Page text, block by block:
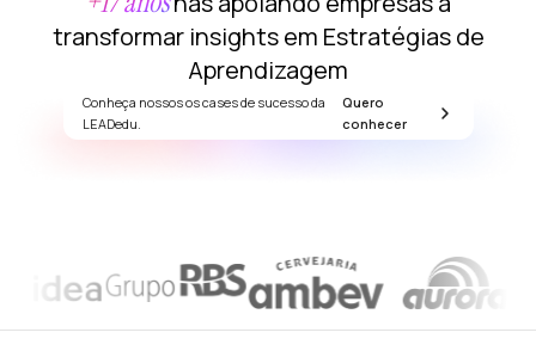
transformar insights em Estratégias de
Aprendizagem
Conheça nossos os cases de sucesso da
LEADedu.
Quero
conhecer